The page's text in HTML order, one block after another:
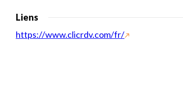
Liens
https://www.clicrdv.com/fr/